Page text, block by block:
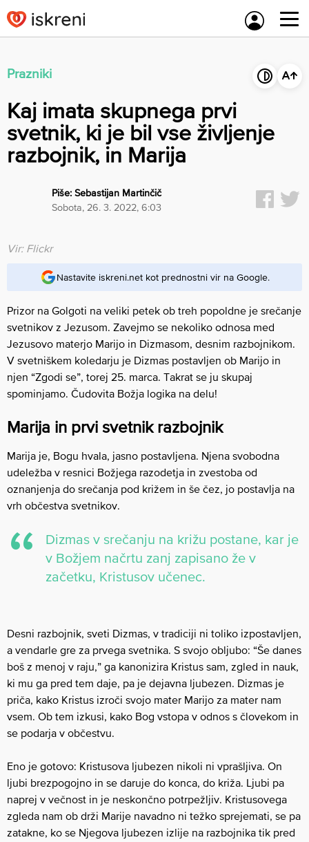
to
content
Prazniki
Kaj imata skupnega prvi
svetnik, ki je bil vse življenje
razbojnik, in Marija
Piše:Sebastijan Martinčič
sobota, 26. 3. 2022, 6:03
Vir: Flickr
Nastavite iskreni.net kot prednostni vir na Google.
Prizor na Golgoti na veliki petek ob treh popoldne je srečanje
svetnikov z Jezusom. Zavejmo se nekoliko odnosa med
Jezusovo materjo Marijo in Dizmasom, desnim razbojnikom.
V svetniškem koledarju je Dizmas postavljen ob Marijo in
njen “Zgodi se”, torej 25. marca. Takrat se ju skupaj
spominjamo. Čudovita Božja logika na delu!
Marija in prvi svetnik razbojnik
Marija je, Bogu hvala, jasno postavljena. Njena svobodna
udeležba v resnici Božjega razodetja in zvestoba od
oznanjenja do srečanja pod križem in še čez, jo postavlja na
vrh občestva svetnikov.
Dizmas v srečanju na križu postane, kar je
v Božjem načrtu zanj zapisano že v
začetku, Kristusov učenec.
Desni razbojnik, sveti Dizmas, v tradiciji ni toliko izpostavljen,
a vendarle gre za prvega svetnika. S svojo obljubo: “Še danes
boš z menoj v raju,” ga kanonizira Kristus sam, zgled in nauk,
ki mu ga pred tem daje, pa je dejavna ljubezen. Dizmas je
priča, kako Kristus izroči svojo mater Marijo za mater nam
vsem. Ob tem izkusi, kako Bog vstopa v odnos s človekom in
se podarja v občestvu.
Eno je gotovo: Kristusova ljubezen nikoli ni vprašljiva. On
ljubi brezpogojno in se daruje do konca, do križa. Ljubi pa
naprej v večnost in je neskončno potrpežljiv. Kristusovega
zgleda nam ob drži Marije navadno ni težko sprejemati, se pa
zatakne, ko se Njegova ljubezen izlije na razbojnika tik pred